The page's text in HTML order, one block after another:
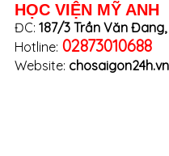
HỌC VIỆN MỸ ANH
ĐC: 187/3 Trần Văn Đang,
Hotline: 02873010688
Website: chosaigon24h.vn